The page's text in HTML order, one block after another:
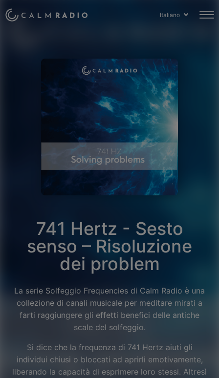
Italiano
741 Hertz - Sesto
senso – Risoluzione
dei problem
La serie Solfeggio Frequencies di Calm Radio è una
collezione di canali musicale per meditare mirati a
farti raggiungere gli effetti benefici delle antiche
scale del solfeggio.
Si dice che la frequenza di 741 Hertz aiuti gli
individui chiusi o bloccati ad aprirli emotivamente,
liberando la capacità di esprimere loro stessi. Altresì